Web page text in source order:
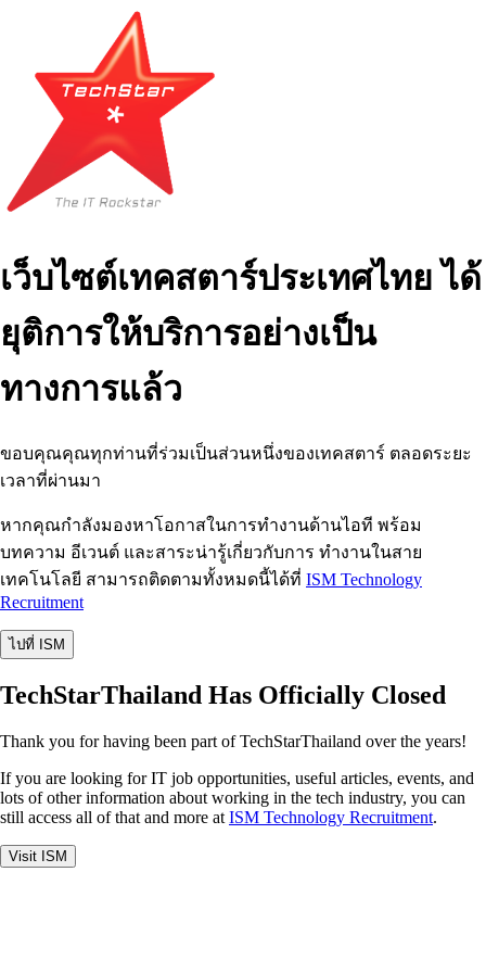
เว็บไซต์เทคสตาร์ประเทศไทย ได้
ยุติการให้บริการอย่างเป็น
ทางการแล้ว
ขอบคุณคุณทุกท่านที่ร่วมเป็นส่วนหนึ่งของเทคสตาร์ ตลอดระยะ
เวลาที่ผ่านมา
หากคุณกำลังมองหาโอกาสในการทำงานด้านไอที พร้อม
บทความ อีเวนต์ และสาระน่ารู้เกี่ยวกับการ ทำงานในสาย
เทคโนโลยี สามารถติดตามทั้งหมดนี้ได้ที่ ISM Technology
Recruitment
ไปที่ ISM
TechStarThailand Has Officially Closed
Thank you for having been part of TechStarThailand over the years!
If you are looking for IT job opportunities, useful articles, events, and
lots of other information about working in the tech industry, you can
still access all of that and more at ISM Technology Recruitment.
Visit ISM